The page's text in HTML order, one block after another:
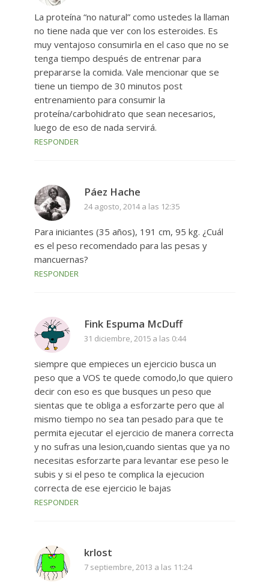
La proteína “no natural” como ustedes la llaman
no tiene nada que ver con los esteroides. Es
muy ventajoso consumirla en el caso que no se
tenga tiempo después de entrenar para
prepararse la comida. Vale mencionar que se
tiene un tiempo de 30 minutos post
entrenamiento para consumir la
proteína/carbohidrato que sean necesarios,
luego de eso de nada servirá.
RESPONDER
Páez Hache
24 agosto, 2014 a las 12:35
Para iniciantes (35 años), 191 cm, 95 kg. ¿Cuál
es el peso recomendado para las pesas y
mancuernas?
RESPONDER
Fink Espuma McDuff
31 diciembre, 2015 a las 0:44
siempre que empieces un ejercicio busca un
peso que a VOS te quede comodo,lo que quiero
decir con eso es que busques un peso que
sientas que te obliga a esforzarte pero que al
mismo tiempo no sea tan pesado para que te
permita ejecutar el ejercicio de manera correcta
y no sufras una lesion,cuando sientas que ya no
necesitas esforzarte para levantar ese peso le
subis y si el peso te complica la ejecucion
correcta de ese ejercicio le bajas
RESPONDER
krlost
7 septiembre, 2013 a las 11:24